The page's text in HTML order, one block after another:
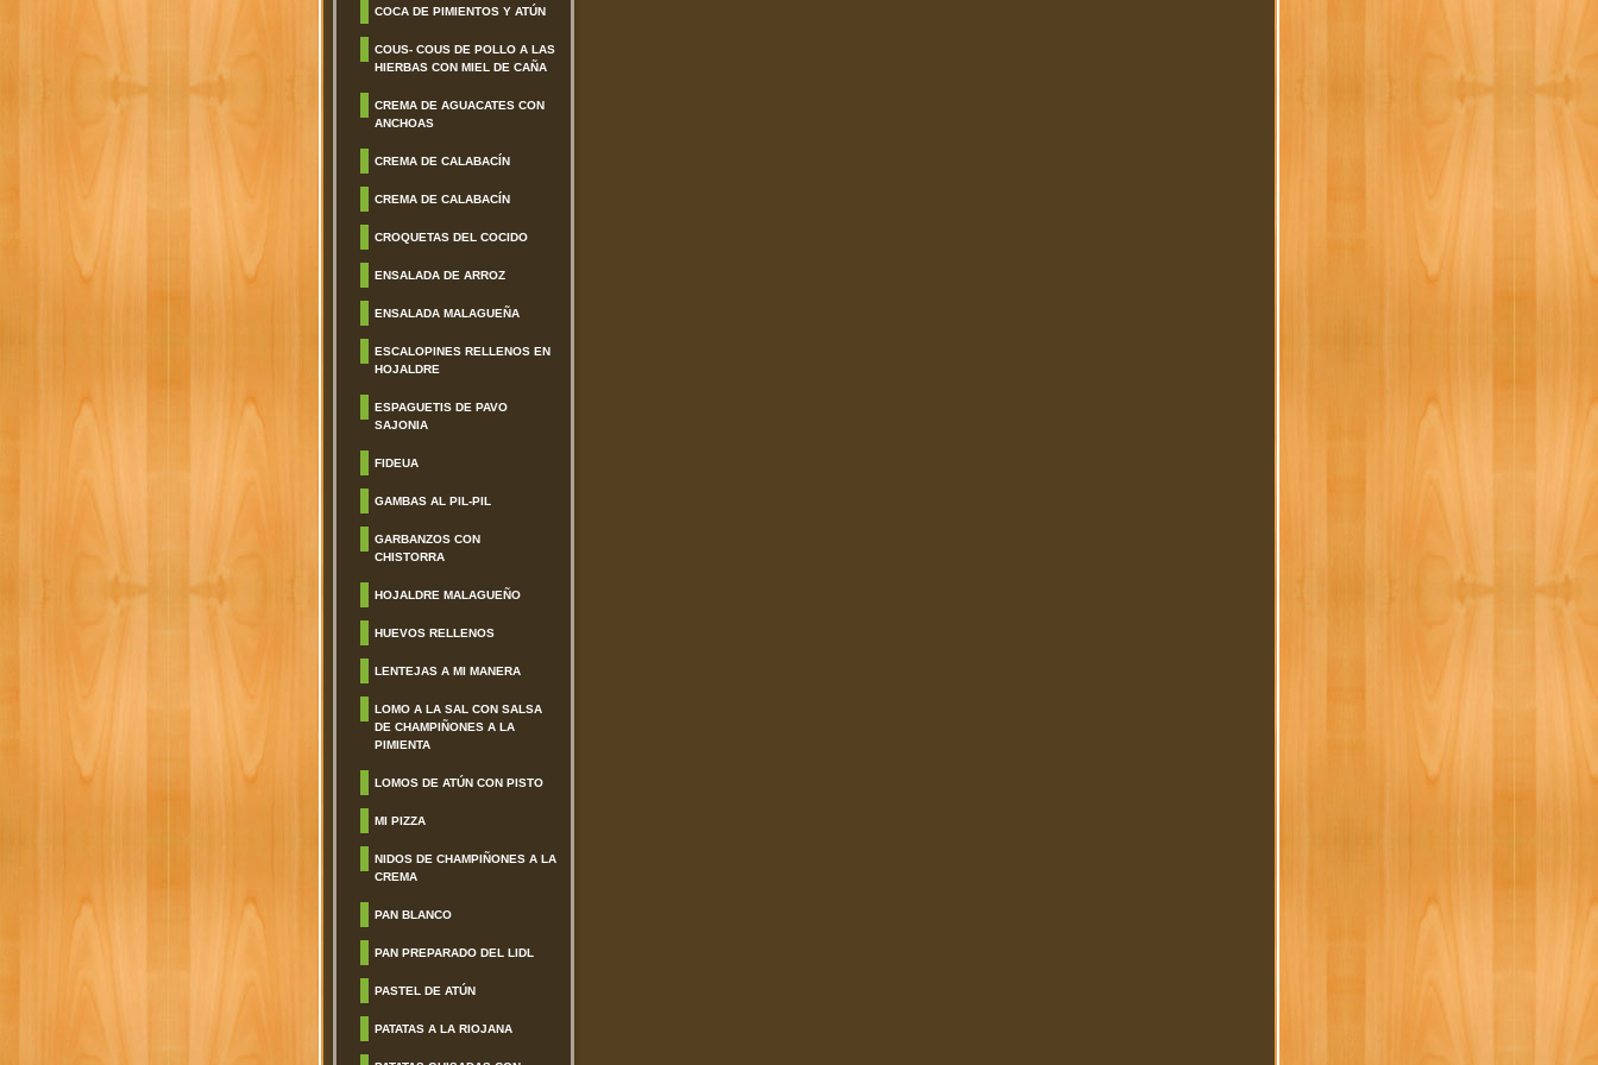
COCA DE PIMIENTOS Y ATÚN
COUS- COUS DE POLLO A LAS
HIERBAS CON MIEL DE CAÑA
CREMA DE AGUACATES CON
ANCHOAS
CREMA DE CALABACÍN
CREMA DE CALABACÍN
CROQUETAS DEL COCIDO
ENSALADA DE ARROZ
ENSALADA MALAGUEÑA
ESCALOPINES RELLENOS EN
HOJALDRE
ESPAGUETIS DE PAVO
SAJONIA
FIDEUA
GAMBAS AL PIL-PIL
GARBANZOS CON
CHISTORRA
HOJALDRE MALAGUEÑO
HUEVOS RELLENOS
LENTEJAS A MI MANERA
LOMO A LA SAL CON SALSA
DE CHAMPIÑONES A LA
PIMIENTA
LOMOS DE ATÚN CON PISTO
MI PIZZA
NIDOS DE CHAMPIÑONES A LA
CREMA
PAN BLANCO
PAN PREPARADO DEL LIDL
PASTEL DE ATÚN
PATATAS A LA RIOJANA